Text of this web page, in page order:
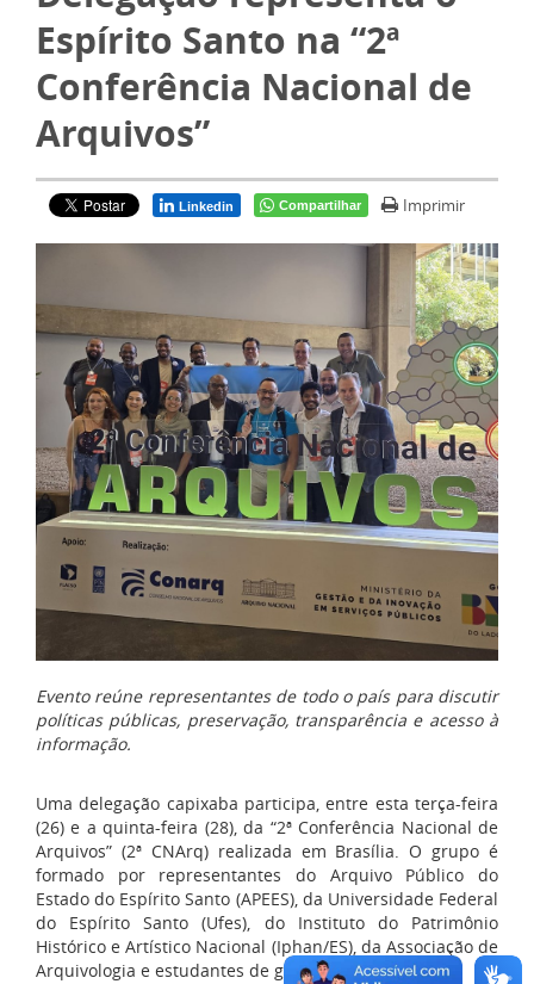
Espírito Santo na “2ª
Conferência Nacional de
Arquivos”
Linkedin Compartilhar Imprimir
Evento reúne representantes de todo o país para discutir
políticas públicas, preservação, transparência e acesso à
informação.
Uma delegação capixaba participa, entre esta terça-feira
(26) e a quinta-feira (28), da “2ª Conferência Nacional de
Arquivos” (2ª CNArq) realizada em Brasília. O grupo é
formado por representantes do Arquivo Público do
Estado do Espírito Santo (APEES), da Universidade Federal
do Espírito Santo (Ufes), do Instituto do Patrimônio
Histórico e Artístico Nacional (Iphan/ES), da Associação de
Arquivologia e estudantes de graduação.